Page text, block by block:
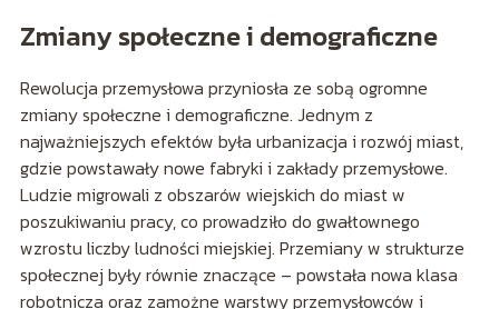
Zmiany społeczne i demograficzne
Rewolucja przemysłowa przyniosła ze sobą ogromne
zmiany społeczne i demograficzne. Jednym z
najważniejszych efektów była urbanizacja i rozwój miast,
gdzie powstawały nowe fabryki i zakłady przemysłowe.
Ludzie migrowali z obszarów wiejskich do miast w
poszukiwaniu pracy, co prowadziło do gwałtownego
wzrostu liczby ludności miejskiej. Przemiany w strukturze
społecznej były równie znaczące – powstała nowa klasa
robotnicza oraz zamożne warstwy przemysłowców i